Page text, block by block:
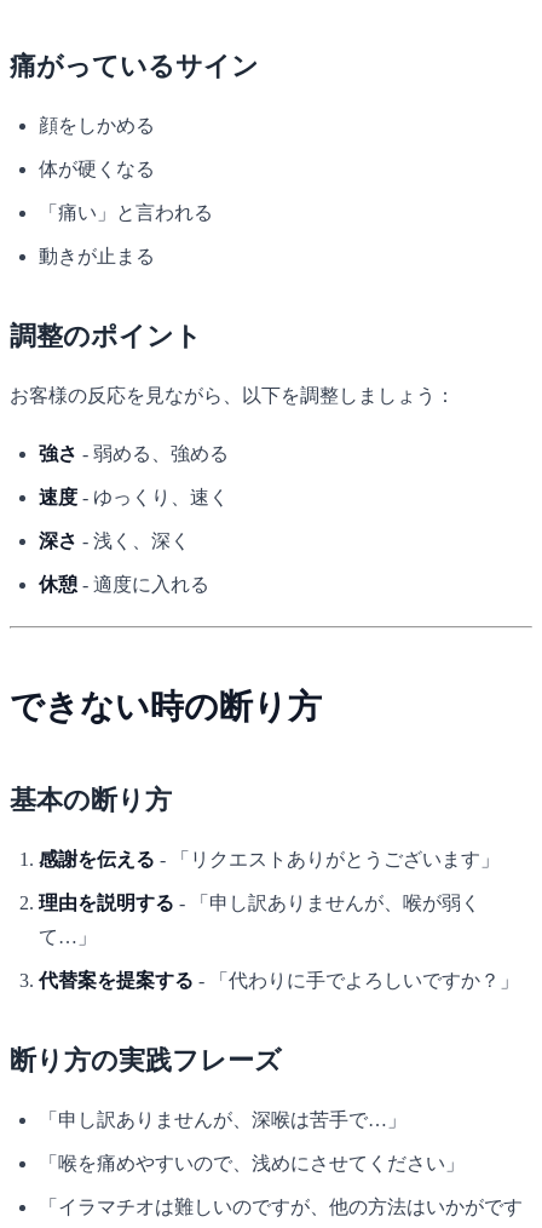
痛がっているサイン
顔をしかめる
体が硬くなる
「痛い」と言われる
動きが止まる
調整のポイント
お客様の反応を見ながら、以下を調整しましょう：
強さ - 弱める、強める
速度 - ゆっくり、速く
深さ - 浅く、深く
休憩 - 適度に入れる
できない時の断り方
基本の断り方
感謝を伝える - 「リクエストありがとうございます」
理由を説明する - 「申し訳ありませんが、喉が弱く
て…」
代替案を提案する - 「代わりに手でよろしいですか？」
断り方の実践フレーズ
「申し訳ありませんが、深喉は苦手で…」
「喉を痛めやすいので、浅めにさせてください」
「イラマチオは難しいのですが、他の方法はいかがです